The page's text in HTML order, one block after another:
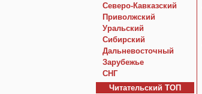
Северо-Кавказский
Приволжский
Уральский
Сибирский
Дальневосточный
Зарубежье
СНГ
Читательский TOП